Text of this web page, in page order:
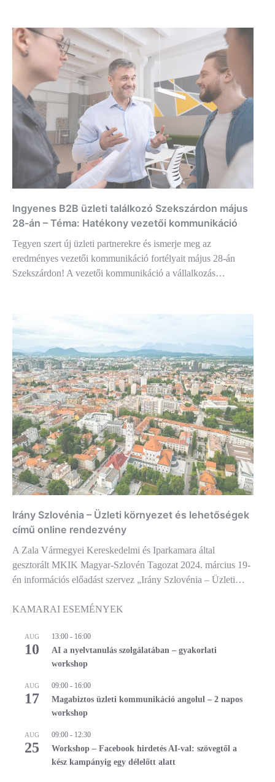
Ingyenes B2B üzleti találkozó Szekszárdon május
28-án – Téma: Hatékony vezetői kommunikáció
Tegyen szert új üzleti partnerekre és ismerje meg az
eredményes vezetői kommunikáció fortélyait május 28-án
Szekszárdon! A vezetői kommunikáció a vállalkozás…
Irány Szlovénia – Üzleti környezet és lehetőségek
című online rendezvény
A Zala Vármegyei Kereskedelmi és Iparkamara által
gesztorált MKIK Magyar-Szlovén Tagozat 2024. március 19-
én információs előadást szervez „Irány Szlovénia – Üzleti…
KAMARAI ESEMÉNYEK
AUG
10
13:00 - 16:00
AI a nyelvtanulás szolgálatában – gyakorlati
workshop
AUG
17
09:00 - 16:00
Magabiztos üzleti kommunikáció angolul – 2 napos
workshop
AUG
25
09:00 - 12:30
Workshop – Facebook hirdetés AI-val: szövegtől a
kész kampányig egy délelőtt alatt